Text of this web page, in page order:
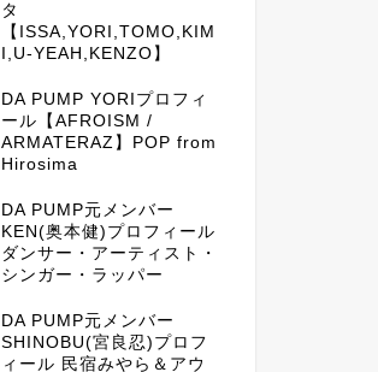
タ
【ISSA,YORI,TOMO,KIM
I,U-YEAH,KENZO】
DA PUMP YORIプロフィ
ール【AFROISM /
ARMATERAZ】POP from
Hirosima
DA PUMP元メンバー
KEN(奥本健)プロフィール
ダンサー・アーティスト・
シンガー・ラッパー
DA PUMP元メンバー
SHINOBU(宮良忍)プロフ
ィール 民宿みやら＆アウ